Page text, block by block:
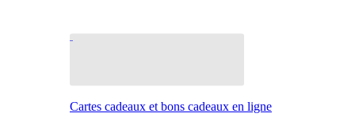
Cartes cadeaux et bons cadeaux en ligne